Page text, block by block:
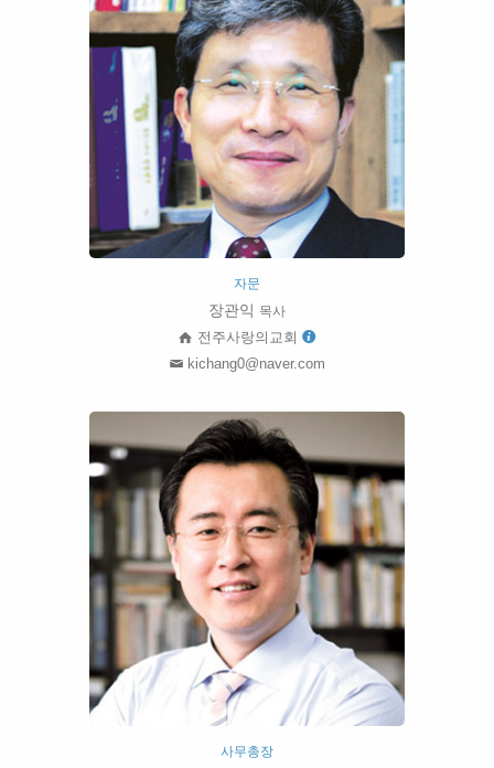
자문
장관익 목사
전주사랑의교회
kichang0@naver.com
사무총장